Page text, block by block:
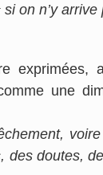
on n’y
exprimées,
une
des doutes,
En savoir plus...